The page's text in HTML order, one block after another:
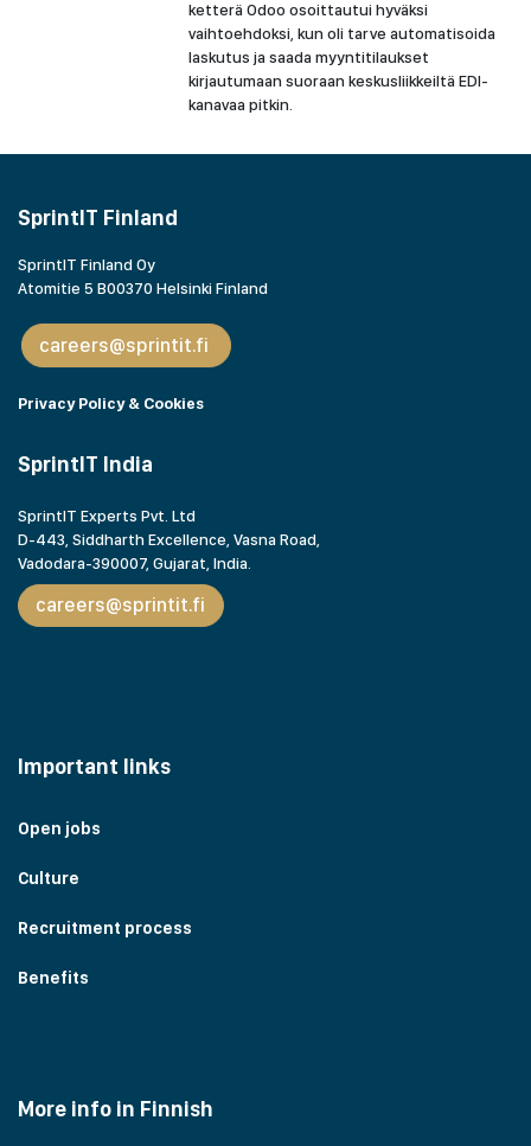
ketterä Odoo osoittautui hyväksi
vaihtoehdoksi, kun oli tarve automatisoida
laskutus ja saada myyntitilaukset
kirjautumaan suoraan keskusliikkeiltä EDI-
kanavaa pitkin.
SprintIT Finland
SprintIT Finland Oy
Atomitie 5 B00370 Helsinki Finland
careers@sprintit.fi
Privacy Policy & Cookies
SprintIT India
SprintIT Experts Pvt. Ltd
D-443, Siddharth Excellence, Vasna Road,
Vadodara-390007, Gujarat, India.
careers@sprintit.fi
Important links
Open jobs
Culture
Recruitment process
Benefits
More info in Finnish